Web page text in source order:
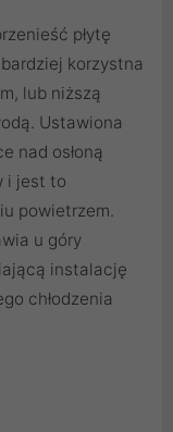
płytę
korzystna
lub niższą
Ustawiona
nad osłoną
i jest to
powietrzem.
u góry
instalację
chłodzenia